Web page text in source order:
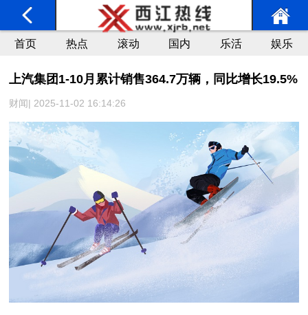
首页 热点 滚动 国内 乐活 娱乐
上汽集团1-10月累计销售364.7万辆，同比增长19.5%
财闻| 2025-11-02 16:14:26